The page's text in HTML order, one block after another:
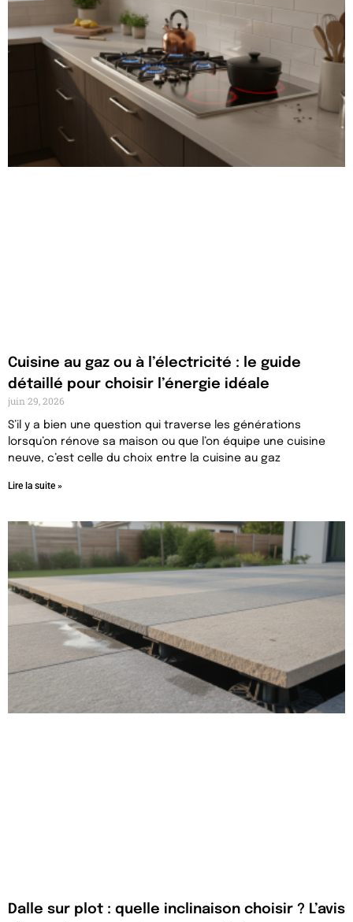
Cuisine au gaz ou à l’électricité : le guide
détaillé pour choisir l’énergie idéale
juin 29, 2026
S’il y a bien une question qui traverse les générations
lorsqu’on rénove sa maison ou que l’on équipe une cuisine
neuve, c’est celle du choix entre la cuisine au gaz
Lire la suite »
Dalle sur plot : quelle inclinaison choisir ? L’avis